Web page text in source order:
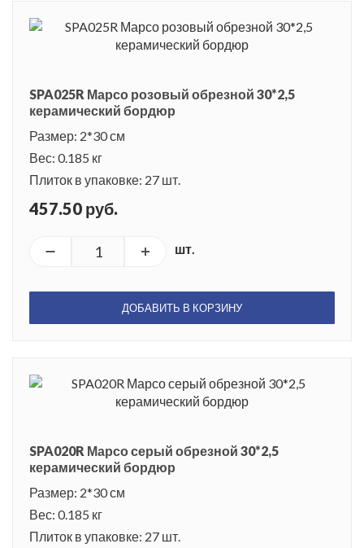
SPA025R Марсо розовый обрезной 30*2,5
керамический бордюр
Размер: 2*30 см
Вес: 0.185 кг
Плиток в упаковке: 27 шт.
457.50 руб.
шт.
ДОБАВИТЬ В КОРЗИНУ
SPA020R Марсо серый обрезной 30*2,5
керамический бордюр
Размер: 2*30 см
Вес: 0.185 кг
Плиток в упаковке: 27 шт.